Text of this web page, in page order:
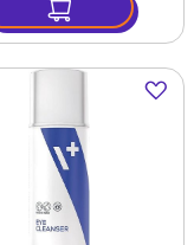
Dodaj
do